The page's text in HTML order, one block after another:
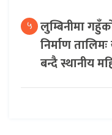
५ लुम्बिनीमा
निर्माण
बन्दै स्थानीय